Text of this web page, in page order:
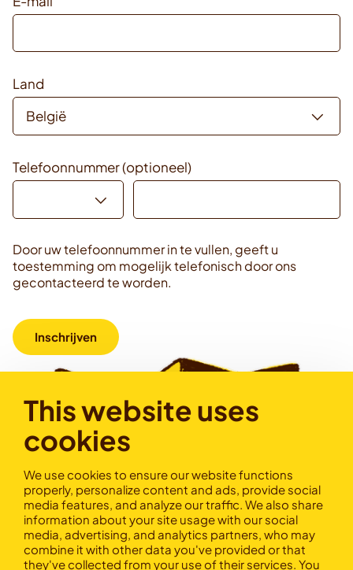
This website uses
cookies
We use cookies to ensure our website functions
properly, personalize content and ads, provide social
media features, and analyze our traffic. We also share
information about your site usage with our social
media, advertising, and analytics partners, who may
combine it with other data you've provided or that
they've collected from your use of their services. You
Land
Telefoonnummer (optioneel)
Landnummer
Telefoonnummer
Door uw telefoonnummer in te vullen, geeft u
toestemming om mogelijk telefonisch door ons
gecontacteerd te worden.
Inschrijven